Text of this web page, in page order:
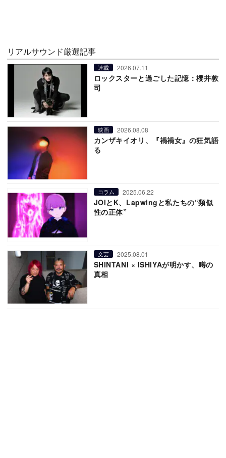
リアルサウンド厳選記事
連載 2026.07.11
ロックスターと過ごした記憶：櫻井敦
司
映画 2026.08.08
カンザキイオリ、『禍禍女』の狂気語
る
コラム 2025.06.22
JOIとK、Lapwingと私たちの“類似
性の正体”
文芸 2025.08.01
SHINTANI × ISHIYAが明かす、噂の
真相